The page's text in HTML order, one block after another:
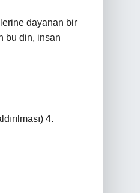
dayanan bir
bu din, insan
4.